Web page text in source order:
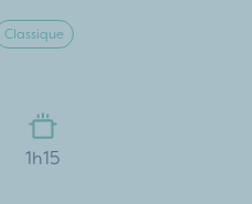
Classique
1h15